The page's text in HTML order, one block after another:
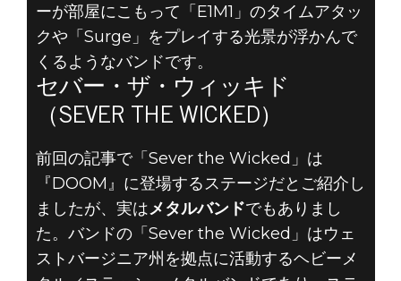
ーが部屋にこもって「E1M1」のタイムアタッ
クや「Surge」をプレイする光景が浮かんで
くるようなバンドです。
セバー・ザ・ウィッキド
（SEVER THE WICKED）
前回の記事で「Sever the Wicked」は
『DOOM』に登場するステージだとご紹介し
ましたが、実はメタルバンドでもありまし
た。バンドの「Sever the Wicked」はウェ
ストバージニア州を拠点に活動するヘビーメ